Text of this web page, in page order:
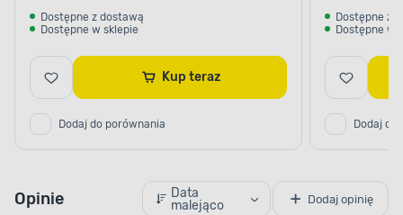
Dostępne z dostawą
Dostępne w sklepie
Kup teraz
Dodaj do porównania
Dostępne z
Dostępne w
Dodaj do
Opinie
Data
malejąco
Dodaj opinię